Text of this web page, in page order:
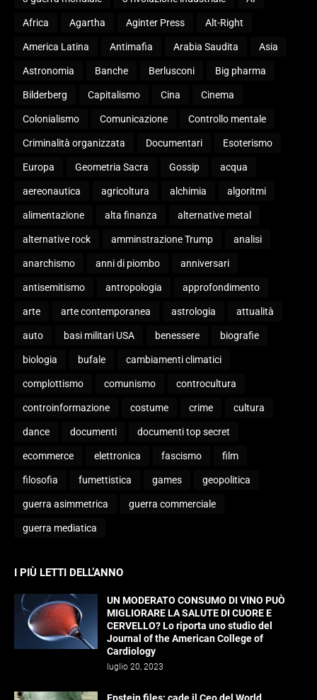
Africa Agartha Aginter Press Alt-Right
America Latina Antimafia Arabia Saudita Asia
Astronomia Banche Berlusconi Big pharma
Bilderberg Capitalismo Cina Cinema
Colonialismo Comunicazione Controllo mentale
Criminalità organizzata Documentari Esoterismo
Europa Geometria Sacra Gossip acqua
aereonautica agricoltura alchimia algoritmi
alimentazione alta finanza alternative metal
alternative rock amminstrazione Trump analisi
anarchismo anni di piombo anniversari
antisemitismo antropologia approfondimento
arte arte contemporanea astrologia attualità
auto basi militari USA benessere biografie
biologia bufale cambiamenti climatici
complottismo comunismo controcultura
controinformazione costume crime cultura
dance documenti documenti top secret
ecommerce elettronica fascismo film
filosofia fumettistica games geopolitica
guerra asimmetrica guerra commerciale
guerra mediatica
I PIÙ LETTI DELL’ANNO
UN MODERATO CONSUMO DI VINO PUÒ
MIGLIORARE LA SALUTE DI CUORE E
CERVELLO? Lo riporta uno studio del
Journal of the American College of
Cardiology
luglio 20, 2023